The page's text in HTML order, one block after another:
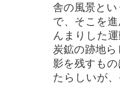
舎の風景と
で、そこを
んまりした
炭鉱の跡地
影を残すも
たらしいが